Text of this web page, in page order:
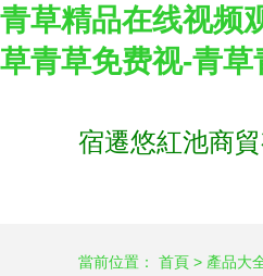
青草精品在线视频
草青草免费视-青
宿遷悠紅池商
當前位置： 首頁 > 產品大